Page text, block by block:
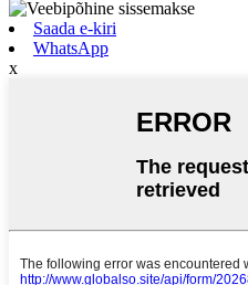
Saada e-kiri
WhatsApp
x